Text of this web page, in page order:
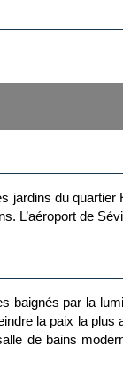
jardins du quartier
L’aéroport de
baignés par la
la paix la plus
de bains